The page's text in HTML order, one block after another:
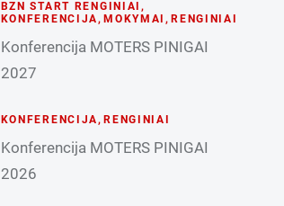
BZN START RENGINIAI ,
KONFERENCIJA ,MOKYMAI ,RENGINIAI
Konferencija MOTERS PINIGAI
2027
KONFERENCIJA ,RENGINIAI
Konferencija MOTERS PINIGAI
2026